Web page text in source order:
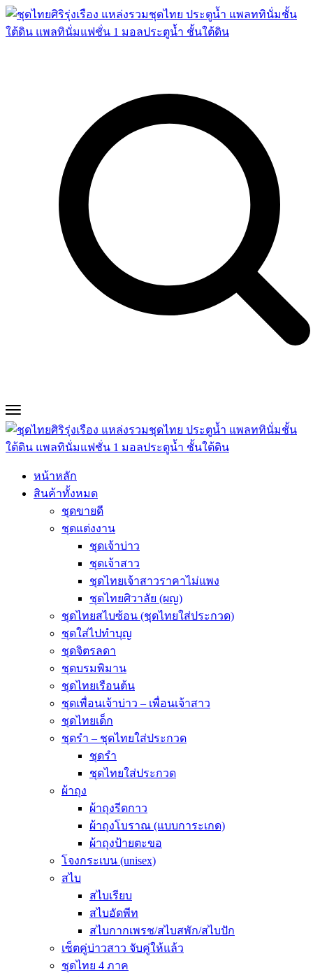
หน้าหลัก
สินค้าทั้งหมด
ชุดขายดี
ชุดแต่งงาน
ชุดเจ้าบ่าว
ชุดเจ้าสาว
ชุดไทยเจ้าสาวราคาไม่แพง
ชุดไทยศิวาลัย (ผญ)
ชุดไทยสไบซ้อน (ชุดไทยใส่ประกวด)
ชุดใส่ไปทำบุญ
ชุดจิตรลดา
ชุดบรมพิมาน
ชุดไทยเรือนต้น
ชุดเพื่อนเจ้าบ่าว – เพื่อนเจ้าสาว
ชุดไทยเด็ก
ชุดรำ – ชุดไทยใส่ประกวด
ชุดรำ
ชุดไทยใส่ประกวด
ผ้าถุง
ผ้าถุงรีดกาว
ผ้าถุงโบราณ (แบบการะเกด)
ผ้าถุงป้ายตะขอ
โจงกระเบน (unisex)
สไบ
สไบเรียบ
สไบอัดพีท
สไบกากเพรช/สไบสพัก/สไบปัก
เซ็ตคู่บ่าวสาว จับคู่ให้แล้ว
ชุดไทย 4 ภาค